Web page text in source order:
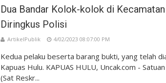
Dua Bandar Kolok-kolok di
Diringkus Polisi
ArtikelPublik 4/02/2023 08:07:00 PM
Kedua pelaku beserta barang bukti, yang telah
Kapuas Hulu. KAPUAS HULU, Uncak.com -
(Sat Reskr...